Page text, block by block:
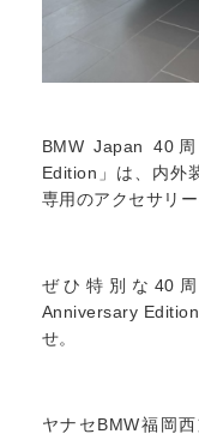
BMW Japan 40
Edition」は、内外
専用のアクセサリー
ぜひ特別な40
Anniversary
せ。
ヤナセBMW福岡